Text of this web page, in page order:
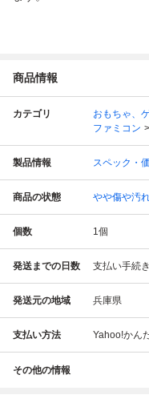
商品情報
カテゴリ おもちゃ、
ファミコン
製品情報 スペック・
商品の状態 やや傷や汚
個数 1個
発送までの日数 支払い手続
発送元の地域 兵庫県
支払い方法 Yahoo!かん
その他の情報